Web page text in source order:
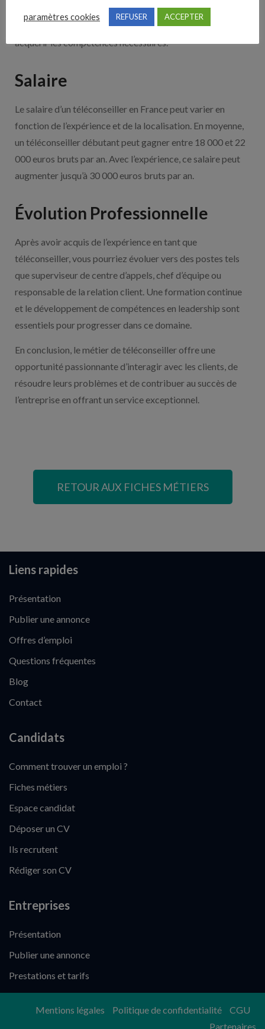
Il est également possible de suivre des formations en ligne
et des programmes de certification spécifiques pour
acquérir les compétences nécessaires.
Salaire
Le salaire d’un téléconseiller en France peut varier en
fonction de l’expérience et de la localisation. En moyenne,
un téléconseiller débutant peut gagner entre 18 000 et 22
000 euros bruts par an. Avec l’expérience, ce salaire peut
augmenter jusqu’à 30 000 euros bruts par an.
Évolution Professionnelle
Après avoir acquis de l’expérience en tant que
téléconseiller, vous pourriez évoluer vers des postes tels
que superviseur de centre d’appels, chef d’équipe ou
responsable de la relation client. Une formation continue
et le développement de compétences en leadership sont
essentiels pour progresser dans ce domaine.
En conclusion, le métier de téléconseiller offre une
opportunité passionnante d’interagir avec les clients, de
résoudre leurs problèmes et de contribuer au succès de
l’entreprise en offrant un service exceptionnel.
RETOUR AUX FICHES MÉTIERS
Liens rapides
Présentation
Publier une annonce
Offres d’emploi
Questions fréquentes
Blog
Contact
Candidats
Comment trouver un emploi ?
Fiches métiers
Espace candidat
Déposer un CV
Ils recrutent
Rédiger son CV
Entreprises
Présentation
Publier une annonce
Prestations et tarifs
Mentions légales Politique de confidentialité
CGU
Partenaires
paramètres cookies REFUSER ACCEPTER